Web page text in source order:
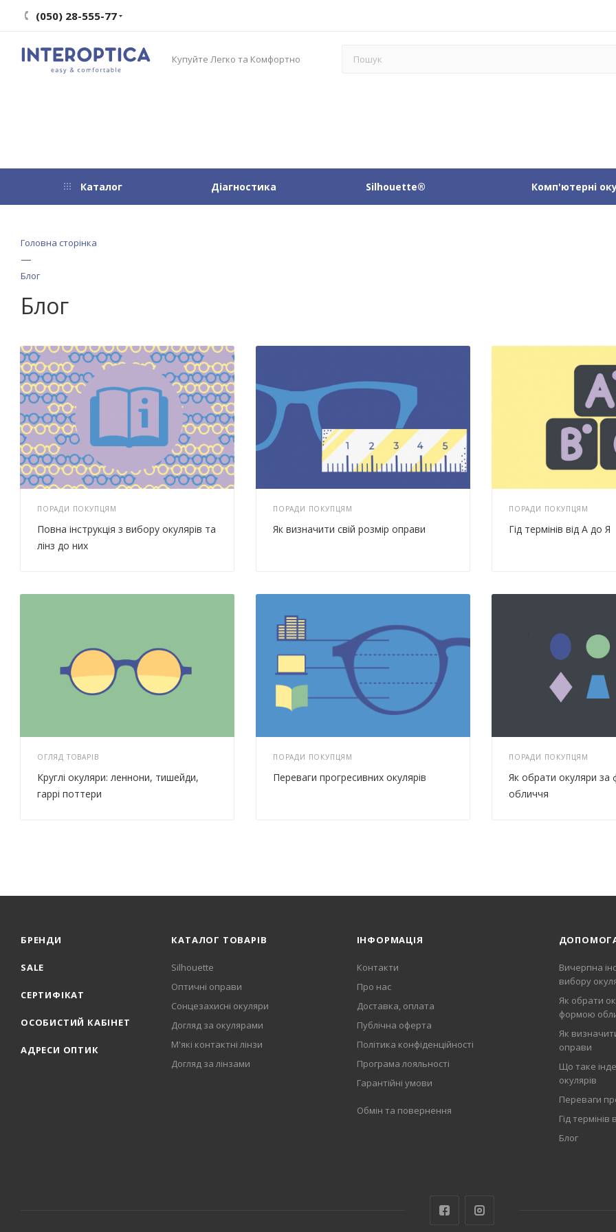
(050) 28-555-77
Купуйте Легко та Комфортно
Каталог Діагностика Silhouette® Комп'ютерні
Головна сторінка
—
Блог
Блог
ПОРАДИ ПОКУПЦЯМ
Повна інструкція з вибору окулярів та
лінз до них
ПОРАДИ ПОКУПЦЯМ
Як визначити свій розмір оправи
ПОРАДИ ПОКУПЦЯМ
Гід термінів від А до Я
ОГЛЯД ТОВАРІВ
Круглі окуляри: леннони, тишейди,
гаррі поттери
ПОРАДИ ПОКУПЦЯМ
Переваги прогресивних окулярів
ПОРАДИ ПОКУПЦЯМ
Як обрати окуляри
обличчя
БРЕНДИ
SALE
СЕРТИФІКАТ
ОСОБИСТИЙ КАБІНЕТ
АДРЕСИ ОПТИК
КАТАЛОГ ТОВАРІВ
Silhouette
Оптичні оправи
Сонцезахисні окуляри
Догляд за окулярами
М'які контактні лінзи
Догляд за лінзами
ІНФОРМАЦІЯ
Контакти
Про нас
Доставка, оплата
Публічна оферта
Політика конфіденційності
Програма лояльності
Гарантійні умови
Обмін та повернення
Вичерпна
вибору
Як обрати
формою
Як
оправи
Що таке
окулярів
Переваги
Гід термінів
Блог